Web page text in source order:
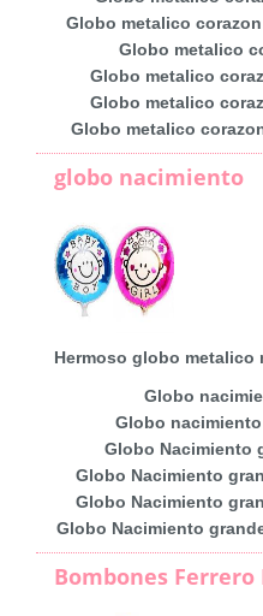
Globo metalico
Globo metalico
Globo metalico
Globo metalico
Globo metalico
globo nacimiento
Hermoso globo metalico
Globo
Globo
Globo Nacimiento
Globo Nacimiento
Globo Nacimiento
Globo Nacimiento
Bombones Ferrero